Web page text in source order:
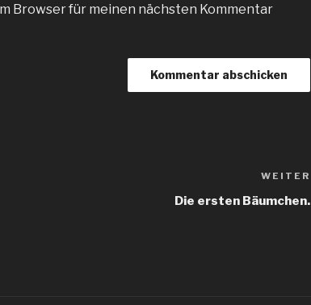
Browser für meinen nächsten Kommentar
WEITER
Die ersten Bäumchen.